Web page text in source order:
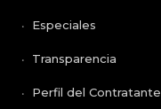
Especiales
Transparencia
Perfil del Contratante